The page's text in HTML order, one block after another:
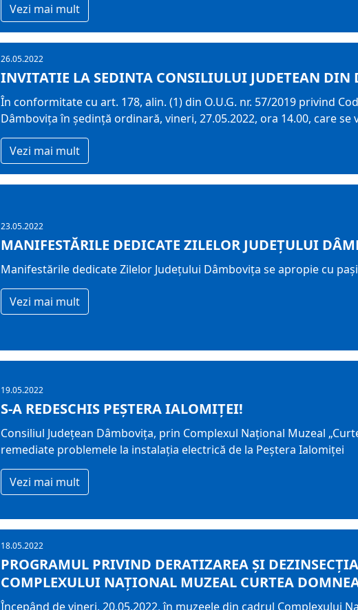
Vezi mai mult
26.05.2022
INVITATIE LA SEDINTA CONSILIULUI JUDETEAN DIN
În conformitate cu art. 178, alin. (1) din O.U.G. nr. 57/2019 privind
Dâmboviţa în şedinţă ordinară, vineri, 27.05.2022, ora 14.00, care
Vezi mai mult
23.05.2022
MANIFESTĂRILE DEDICATE ZILELOR JUDEȚULUI
Manifestările dedicate Zilelor Județului Dâmbovița se apropie cu
Vezi mai mult
19.05.2022
S-A REDESCHIS PEŞTERA IALOMIŢEI!
Consiliul Județean Dâmbovița, prin Complexul Național Muzeal
remediate problemele la instalația electrică de la Peştera Ialomiţei
Vezi mai mult
18.05.2022
PROGRAMUL PRIVIND DERATIZAREA ȘI
COMPLEXULUI NAȚIONAL MUZEAL CURTEA
Începând de vineri, 20.05.2022, în muzeele din cadrul Complexului